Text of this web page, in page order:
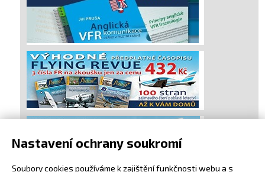
Nastavení ochrany soukromí
Soubory cookies používáme k zajištění funkčnosti webu a s